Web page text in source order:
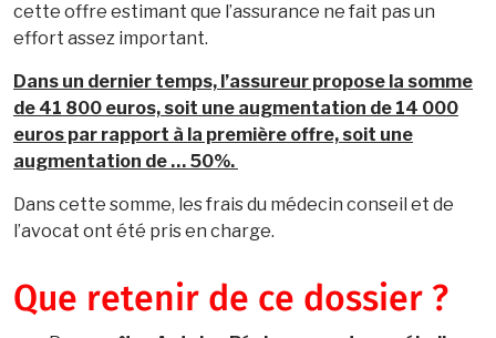
cette offre estimant que l’assurance ne fait pas un
effort assez important.
Dans un dernier temps, l’assureur propose la somme
de 41 800 euros, soit une augmentation de 14 000
euros par rapport à la première offre, soit une
augmentation de … 50%.
Dans cette somme, les frais du médecin conseil et de
l’avocat ont été pris en charge.
Que retenir de ce dossier ?